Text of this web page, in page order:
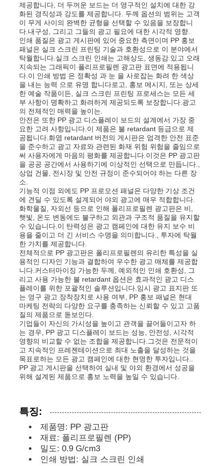
홈
제품 소개
회사 소개
공장 투어
품질 관리
연락처
뉴스
견적 요청
PP 경질플라스틱판
제공합니다, 더 두꺼운 보드는 더 영구적인 설치에 대한 강
화된 경직성과 강도를 제공합니다. 두께 옵션의 범위는 고객
이 무게 사이의 완벽한 균형을 선택할 수 있음을 보장합니
다.내구성, 그리고 그들의 광고 필요에 대한 시각적 영향.
인쇄 품질은 광고 게시판에 있어 중요한 측면이며 PP 홍보
패널은 실크 스크린 프린팅 기술과 호환성으로 이 분야에서
탁월합니다.실크 스크린 인쇄는 고해상도, 생동감 있고 오래
지속되는 그래픽이 폴리프로필렌 광고판 표면에 적용됩니
다.이 인쇄 방법 은 정확성 과 눈 을 사로잡는 화려 한 색상
을 내는 능력 으로 유명 합니다로고, 홍보 메시지, 또는 상세
한 예술 작품이든, 실크 스크린 프린팅 프로세스는 모든 세
부 사항이 명확하고 화려하게 제공되도록 보장합니다.광고
의 전체적인 매력을 높이는.
안전은 또한 PP 광고 디스플레이 보드의 설계에서 가장 중
요한 고려 사항입니다.이 제품은 불 retardant 등급으로 제
공됩니다.화염 retardant 버전의 게시판은 엄격한 안전 표준
을 준수하고 광고 자료와 관련된 화재 위험 위험을 줄임으로
써 사용자에게 마음의 평화를 제공합니다.이것은 PP 광고판
을 공공 공간에서 사용하기에 이상적인 선택으로 만듭니다.,
상업 건물, 전시장 및 안전 규정이 준수되어야 하는 다른 장
소.
기능적 이점 외에도 PP 프로모션 패널은 다양한 기상 조건
에 견딜 수 있도록 설계되어 야외 광고에 매우 적합합니다.
화학물질, 자외선 등으로 인해 폴리프로필렌 광고판은 비,
햇빛, 온도 변동에도 불구하고 외관과 구조적 품질을 유지할
수 있습니다.이 탄력성은 광고 캠페인에 대한 유지 보수 비
용을 줄이고 더 긴 서비스 수명을 의미합니다., 투자에 탁월
한 가치를 제공합니다.
전체적으로 PP 광고판은 폴리프로필렌의 유리한 특성을 실
용적인 디자인 기능과 결합하여 우수한 광고 매체를 제공합
니다.커스터마이징 가능한 두께, 예외적인 인쇄 호환성, 그
리고 사용 가능한 불 retardant 옵션은 효과적인 광고 디스
플레이를 위한 포괄적인 솔루션입니다.임시 광고 표지판 또
는 영구 광고 장착장치로 사용 여부, PP 홍보 패널은 현대
마케팅 전략의 다양한 요구를 충족하는 신뢰할 수 있고 고품
질의 제품으로 돋보인다.
기업들이 자신의 가시성을 높이고 관객을 끌어들이고자 하
는 경우, PP 광고 디스플레이 보드는 성능, 안전성, 시각적
영향의 비교할 수 없는 조합을 제공합니다.그것은 전문적이
고 지속적인 프레젠테이션으로 최대 노출을 달성하는 것을
목표로하는 모든 광고 캠페인에 대한 현명한 투자입니다..
PP 광고 게시판을 선택하여 실내 및 야외 환경에서 성공을
위해 설계된 제품으로 홍보 노력을 높일 수 있습니다.
특징:
제품명: PP 광고판
재료: 폴리프로필렌 (PP)
밀도: 0.9 G/cm3
인쇄 방법: 실크 스크린 인쇄